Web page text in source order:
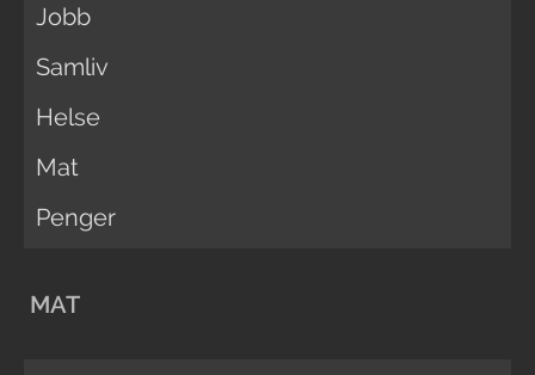
Jobb
Samliv
Helse
Mat
Penger
MAT